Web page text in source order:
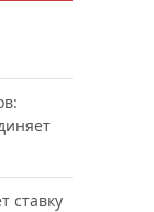
ставку